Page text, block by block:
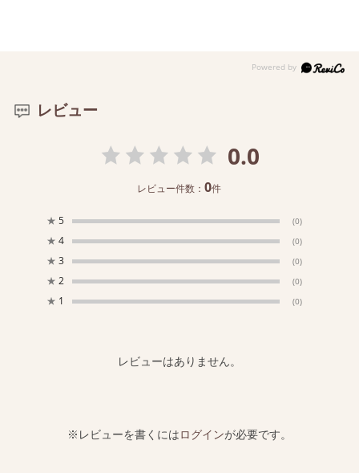
レビュー
0.0
レビュー件数：0件
★ 5 (0)
★ 4 (0)
★ 3 (0)
★ 2 (0)
★ 1 (0)
レビューはありません。
※レビューを書くにはログインが必要です。